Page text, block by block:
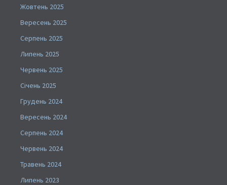
Жовтень 2025
Вересень 2025
Серпень 2025
Липень 2025
Червень 2025
Січень 2025
Грудень 2024
Вересень 2024
Серпень 2024
Червень 2024
Травень 2024
Липень 2023